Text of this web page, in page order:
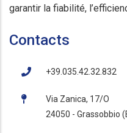
garantir la fiabilité,
Contacts
+39.035.42.32.832
Via Zanica, 17/O
24050 - Grassobbio